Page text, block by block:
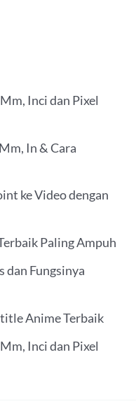
Inci dan Pixel
In & Cara
ke Video dengan
Paling Ampuh
dan Fungsinya
Anime Terbaik
Inci dan Pixel